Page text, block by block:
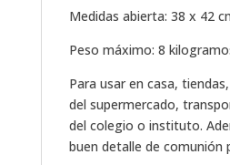
Medidas abierta: 38 x 42
Peso máximo: 8
Para usar en casa,
del supermercado,
del colegio o instituto.
buen detalle de comunión